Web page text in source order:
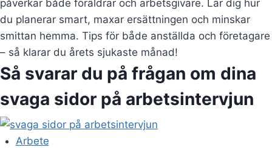
påverkar både föräldrar och arbetsgivare. Lär dig hur
du planerar smart, maxar ersättningen och minskar
smittan hemma. Tips för både anställda och företagare
– så klarar du årets sjukaste månad!
Så svarar du på frågan om dina
svaga sidor på arbetsintervjun
Arbete